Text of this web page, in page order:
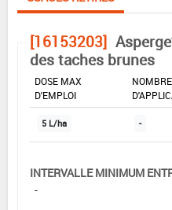
[16153203]
des taches brunes
DOSE MAX
D'EMPLOI
5 L/ha -
INTERVALLE MINIMUM
-